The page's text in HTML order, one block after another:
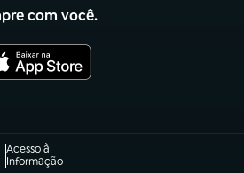
com você.
Acesso à
Informação